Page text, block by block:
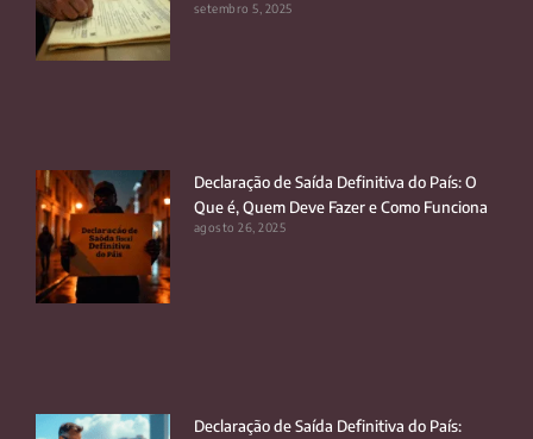
setembro 5, 2025
Declaração de Saída Definitiva do País: O
Que é, Quem Deve Fazer e Como Funciona
agosto 26, 2025
Declaração de Saída Definitiva do País: